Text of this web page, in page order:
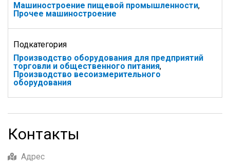
Машиностроение пищевой промышленности,
Прочее машиностроение
Подкатегория
Производство оборудования для предприятий
торговли и общественного питания,
Производство весоизмерительного
оборудования
Контакты
Адрес